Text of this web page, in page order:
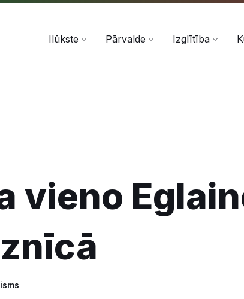
Ilūkste Pārvalde Izglītība
vieno